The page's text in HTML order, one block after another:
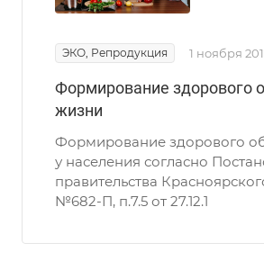
ЭКО, Репродукция 1 ноября
Формирование здорового
жизни
Формирование здорового
у населения согласно
правительства
№682-П, п.7.5 от 27.12.1